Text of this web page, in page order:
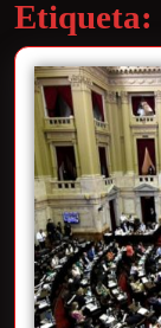
Etiqueta: